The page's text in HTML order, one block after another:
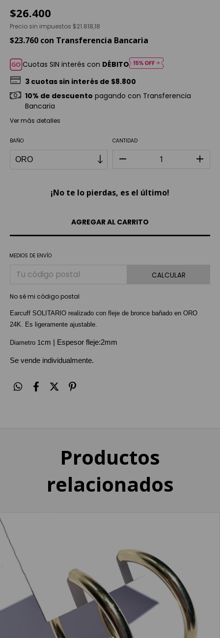
$26.400
Precio sin impuestos $21.818,18
$23.760 con Transferencia Bancaria
Cuotas SIN interés con DÉBITO
3 cuotas sin interés de $8.800
10% de descuento pagando con Transferencia
Bancaria
Ver más detalles
BAÑO CANTIDAD
¡No te lo pierdas, es el último!
MEDIOS DE ENVÍO
CALCULAR
No sé mi código postal
Earcuff SOLITARIO realizado con fleje de bronce bañado en ORO
24K. Es ligeramente ajustable.
Diametro 1cm | Espesor fleje:2mm
Se vende individualmente.
Productos
relacionados